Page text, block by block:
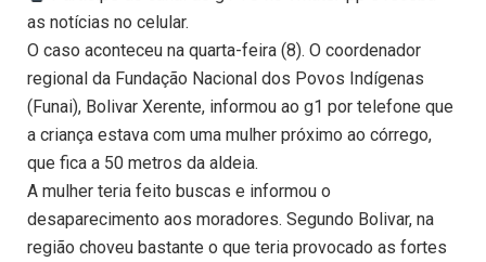
as notícias no celular.
O caso aconteceu na quarta-feira (8). O coordenador
regional da Fundação Nacional dos Povos Indígenas
(Funai), Bolivar Xerente, informou ao g1 por telefone que
a criança estava com uma mulher próximo ao córrego,
que fica a 50 metros da aldeia.
A mulher teria feito buscas e informou o
desaparecimento aos moradores. Segundo Bolivar, na
região choveu bastante o que teria provocado as fortes